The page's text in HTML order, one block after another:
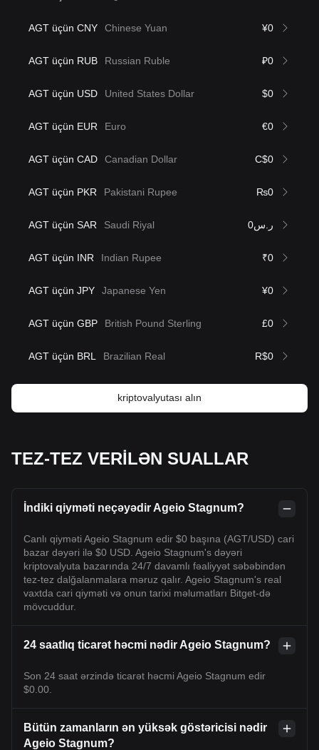
AGT üçün CNY Chinese Yuan ¥0
AGT üçün RUB Russian Ruble ₽0
AGT üçün USD United States Dollar $0
AGT üçün EUR Euro €0
AGT üçün CAD Canadian Dollar C$0
AGT üçün PKR Pakistani Rupee ₨0
AGT üçün SAR Saudi Riyal ر.س0
AGT üçün INR Indian Rupee ₹0
AGT üçün JPY Japanese Yen ¥0
AGT üçün GBP British Pound Sterling £0
AGT üçün BRL Brazilian Real R$0
kriptovalyutası alın
TEZ-TEZ VERİLƏN SUALLAR
İndiki qiyməti neçəyədir Ageio Stagnum?
Canlı qiyməti Ageio Stagnum edir $0 başına (AGT/USD) cari
bazar dəyəri ilə $0 USD. Ageio Stagnum's dəyəri
kriptovalyuta bazarında 24/7 davamlı fəaliyyət səbəbindən
tez-tez dalğalanmalara məruz qalır. Ageio Stagnum's real
vaxtda cari qiyməti və onun tarixi məlumatları Bitget-də
mövcuddur.
24 saatlıq ticarət həcmi nədir Ageio Stagnum?
Son 24 saat ərzində ticarət həcmi Ageio Stagnum edir
$0.00.
Bütün zamanların ən yüksək göstəricisi nədir
Ageio Stagnum?